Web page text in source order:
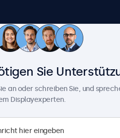
Über
Neuigkeiten und
Über uns
Karriere
Geschäftsbedingungen
Sie
an oder schreiben Sie, und
Displayexperten.